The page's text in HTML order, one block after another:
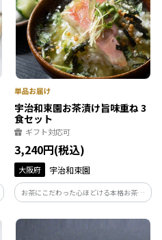
宇治和束園お茶漬け旨味重ね 3
食セット
ギフト対応可
3,240円(税込)
大阪府 宇治和束園
お茶にこだわった心ほどける本格お茶漬
け。宇治玉露をブレンドした特製茶の芳
醇な香りと深い旨味が、具材の美味しさ
を一層引き立てます。 具材は金目鯛、